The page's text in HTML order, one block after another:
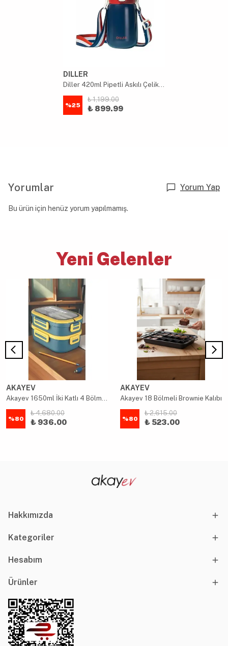
DILLER
Diller 420ml Pipetli Askılı Çelik Lacivert Çocuk Termos Matara 6 Saat Sıcak/soğuk Tutma Süresi
%25
₺ 1,199.00
₺ 899.99
Yorumlar Yorum Yap
Bu ürün için henüz yorum yapılmamış.
Yeni Gelenler
AKAYEV
Akayev 1650ml İki Katlı 4 Bölmeli Çelik Yemek Kabı Mavi
%80
₺ 4,680.00
₺ 936.00
AKAYEV
Akayev 18 Bölmeli Brownie Kalıbı
%80
₺ 2,615.00
₺ 523.00
Hakkımızda
Kategoriler
Hesabım
Ürünler